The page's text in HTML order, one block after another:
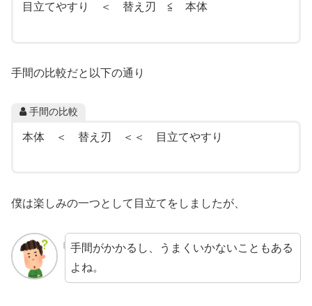
目立てやすり ＜ 替え刃 ≦ 本体
手間の比較だと以下の通り
手間の比較
本体 ＜ 替え刃 ＜＜ 目立てやすり
僕は楽しみの一つとして目立てをしましたが、
手間がかかるし、うまくいかないこともある
よね。